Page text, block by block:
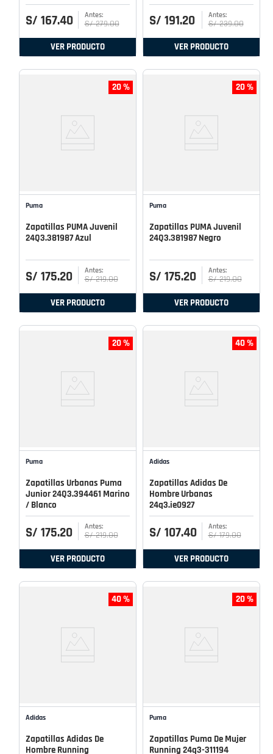
S/ 167.40 S/ 279.00
VER PRODUCTO
S/ 191.20 S/ 239.00
VER PRODUCTO
20 %
Puma
Zapatillas PUMA Juvenil
24Q3.381987 Azul
S/ 175.20 S/ 219.00
VER PRODUCTO
20 %
Puma
Zapatillas PUMA Juvenil
24Q3.381987 Negro
S/ 175.20 S/ 219.00
VER PRODUCTO
20 %
Puma
Zapatillas Urbanas Puma
Junior 24Q3.394461 Marino
/ Blanco
S/ 175.20 S/ 219.00
VER PRODUCTO
40 %
Adidas
Zapatillas Adidas De
Hombre Urbanas
24q3.ie0927
S/ 107.40 S/ 179.00
VER PRODUCTO
40 %
Adidas
Zapatillas Adidas De
Hombre Running
20 %
Puma
Zapatillas Puma De Mujer
Running 24q3-311194